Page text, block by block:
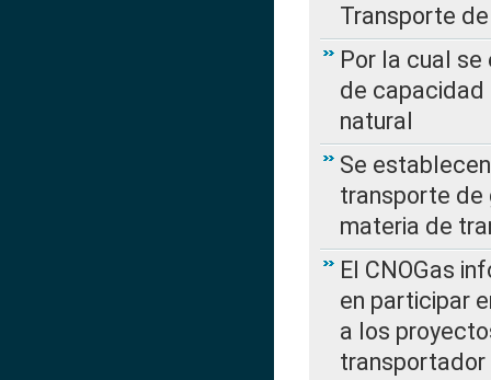
Transporte
Por la cual
de capacidad
natural
Se
transporte de
materia de
El CNOGas
en participar
a los
transportador